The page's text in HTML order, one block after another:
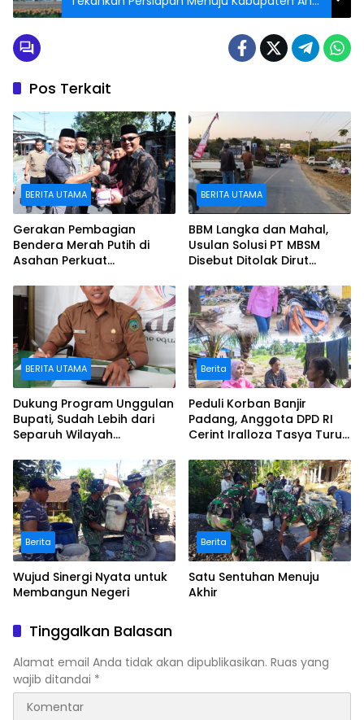
Korupsi
Pos Terkait
BERITA UTAMA
Gerakan Pembagian
Bendera Merah Putih di
Asahan Perkuat
Dorong Partisipasi
Masyarakat hingga
Pelosok Desa
BERITA UTAMA
BBM Langka dan Mahal,
Usulan Solusi PT MBSM
Disebut Ditolak Dirut
Membangun
BERITA UTAMA
Dukung Program Unggulan
Bupati, Sudah Lebih dari
Separuh Wilayah
Berhasil Terkoneksi
Berita
Peduli Korban Banjir
Padang, Anggota DPD RI
Cerint Iralloza Tasya Turun
Bantuan Logistik
Berita
Wujud Sinergi Nyata untuk
Membangun Negeri
Berita
Satu Sentuhan Menuju
Akhir
Tinggalkan Balasan
Alamat email Anda tidak akan dipublikasikan. Ruas yang
wajib ditandai *